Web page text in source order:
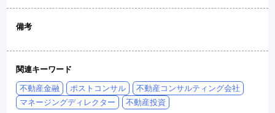
備考
関連キーワード
不動産金融 ポストコンサル
不動産コンサルティング会社
マネージングディレクター
不動産投資